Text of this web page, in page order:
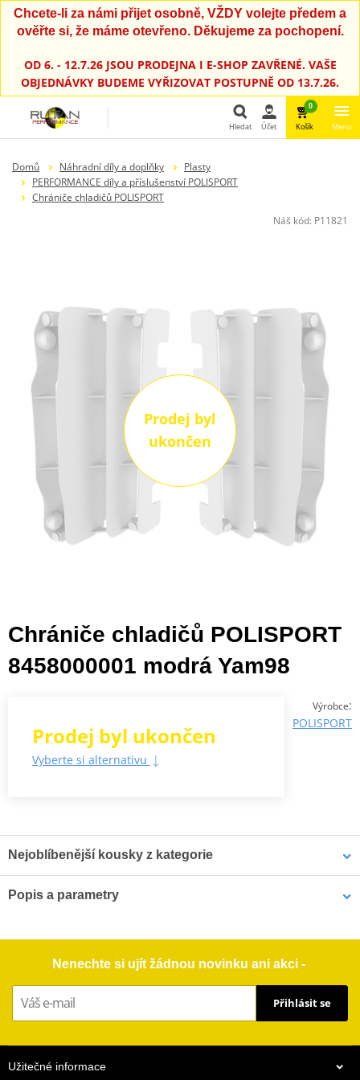
Chcete-li za námi přijet osobně, VŽDY volejte předem a
ověřte si, že máme otevřeno. Děkujeme za pochopení.
OD 6. - 12.7.26 JSOU PRODEJNA I E-SHOP ZAVŘENÉ. VAŠE
OBJEDNÁVKY BUDEME VYŘIZOVAT POSTUPNĚ OD 13.7.26.
Hledat Účet
0
Košík Menu
Domů Náhradní díly a doplňky
Plasty
PERFORMANCE díly a příslušenství POLISPORT
Chrániče chladičů POLISPORT
Náš kód: P11821
Prodej byl
ukončen
Chrániče chladičů POLISPORT
8458000001 modrá Yam98
Výrobce:
POLISPORT
Prodej byl ukončen
Vyberte si alternativu
Nejoblíbenější kousky z kategorie
černý
černý
Popis a parametry
Barvy přesně odpovídající originálním dílům
Možnost dokoupit síťku na chránič do blátivých a písčitých
Nenechte si ujít žádnou novinku ani akci -
Přihlásit se
Užitečné informace